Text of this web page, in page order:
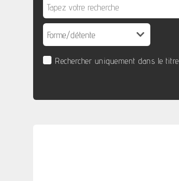
Rechercher uniquement dans le titre